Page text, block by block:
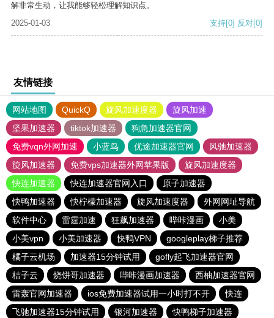
解非常生动，让我能够轻松理解知识点。
2025-01-03
支持[0] 反对[0]
友情链接
网站地图 QuickQ 旋风加速度器
旋风加速
坚果加速器
tiktok加速器
狗急加速器官网
免费vqn外网加速
小蓝鸟 优途加速器官网
风驰加速器
旋风加速器
免费vps加速器外网苹果版
旋风加速度器
快连加速器
快连加速器官网入口
原子加速器
快鸭加速器
快柠檬加速器 旋风加速度器
外网网址导航
软件中心
雷霆加速 狂飙加速器 哔咔漫画
小美
小美vpn
小美加速器 快鸭VPN
googleplay梯子推荐
橘子云机场
加速器15分钟试用
gofly起飞加速器官网
桔子云
烧饼哥加速器 哔咔漫画加速器
西柚加速器官网
雷轰官网加速器
ios免费加速器试用一小时打不开
快连
飞驰加速器15分钟试用
银河加速器
快鸭梯子加速器